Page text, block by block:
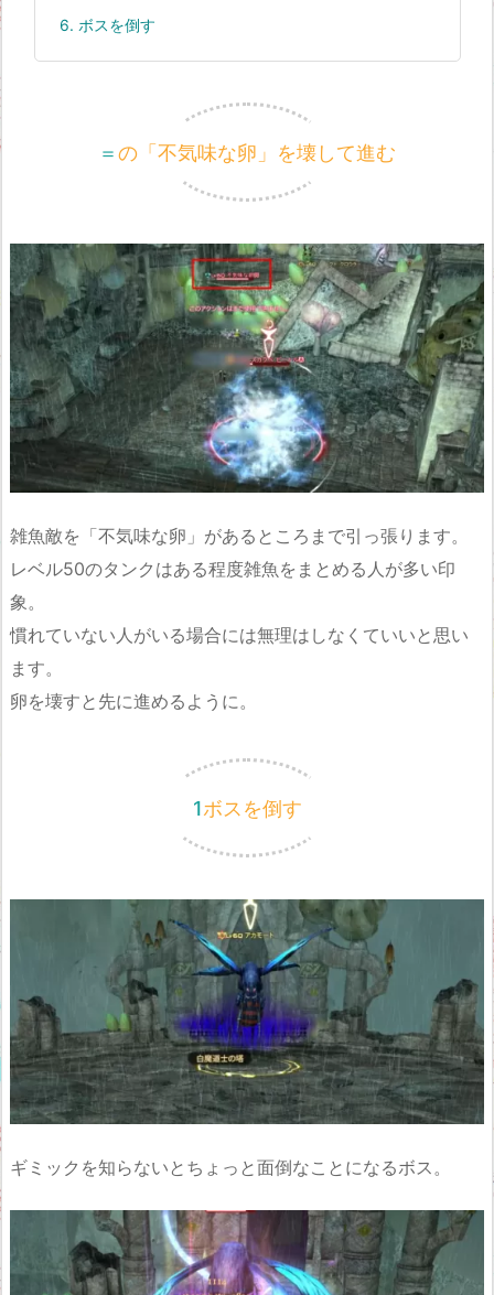
6. ボスを倒す
＝の「不気味な卵」を壊して進む
雑魚敵を「不気味な卵」があるところまで引っ張ります。
レベル50のタンクはある程度雑魚をまとめる人が多い印
象。
慣れていない人がいる場合には無理はしなくていいと思い
ます。
卵を壊すと先に進めるように。
1ボスを倒す
ギミックを知らないとちょっと面倒なことになるボス。